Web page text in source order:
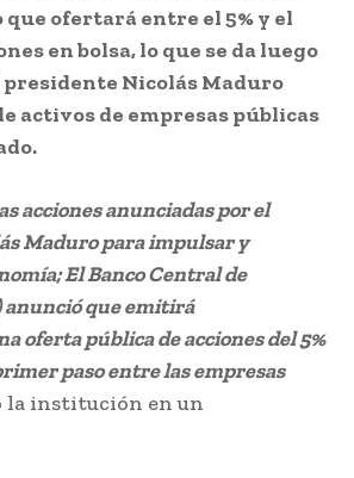
que ofertará entre el 5% y el
en bolsa, lo que se da luego
Nicolás Maduro
activos de empresas públicas
acciones anunciadas por el
Maduro para impulsar y
El Banco Central de
anunció que emitirá
oferta pública de acciones del 5%
paso entre las empresas
la institución en un